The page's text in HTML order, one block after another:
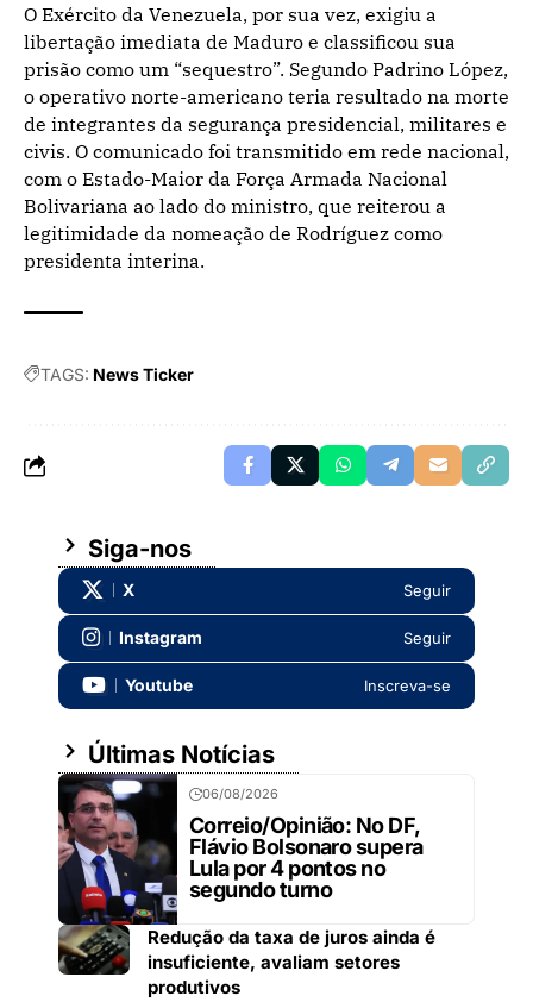
O Exército da Venezuela, por sua vez, exigiu a
libertação imediata de Maduro e classificou sua
prisão como um “sequestro”. Segundo Padrino López,
o operativo norte-americano teria resultado na morte
de integrantes da segurança presidencial, militares e
civis. O comunicado foi transmitido em rede nacional,
com o Estado-Maior da Força Armada Nacional
Bolivariana ao lado do ministro, que reiterou a
legitimidade da nomeação de Rodríguez como
presidenta interina.
TAGS: News Ticker
Siga-nos
X Seguir
Instagram Seguir
Youtube Inscreva-se
Últimas Notícias
06/08/2026
Correio/Opinião: No DF,
Flávio Bolsonaro supera
Lula por 4 pontos no
segundo turno
Redução da taxa de juros ainda é
insuficiente, avaliam setores
produtivos